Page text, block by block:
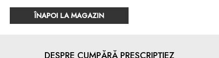
ÎNAPOI LA MAGAZIN